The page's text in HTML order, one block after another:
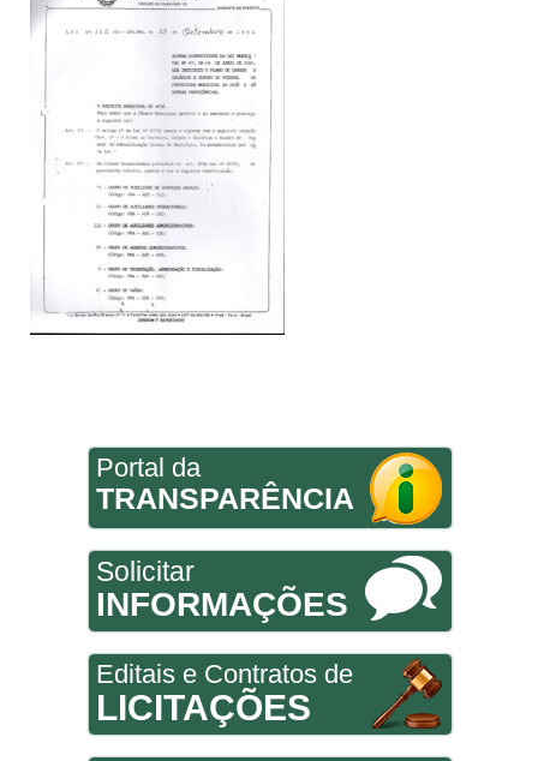
Portal da
TRANSPARÊNCIA
Solicitar
INFORMAÇÕES
Editais e Contratos de
LICITAÇÕES